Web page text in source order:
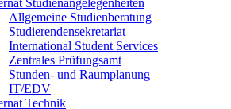
Studienangelegenheiten
Allgemeine Studienberatung
Studierendensekretariat
International Student Services
Zentrales Prüfungsamt
Stunden- und Raumplanung
IT/EDV
Technik